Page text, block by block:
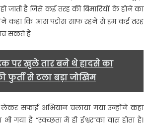
है जिसे कई तरह की बिमारियों के होने का
कहा कि आस पड़ोस साफ रहने से हम कई तरह
सकते हैं
पर खुले तार बने थे हादसे का
फुर्ती से टला बड़ा जोखिम
सफाई अभियान चलाया गया उन्होंने कहा
गया है “स्वच्छता में ही ईश्वर”का वास होता है।